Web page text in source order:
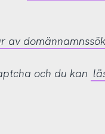
av
och du kan